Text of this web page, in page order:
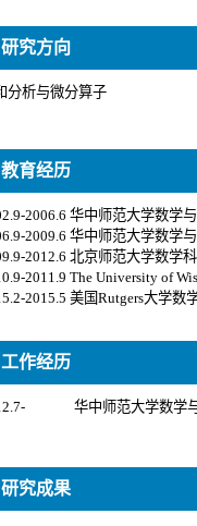
研究方向
教育经历
工作经历
研究成果